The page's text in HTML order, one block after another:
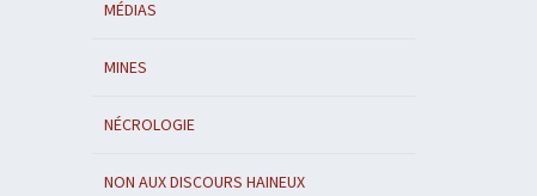
MÉDIAS
MINES
NÉCROLOGIE
NON AUX DISCOURS HAINEUX